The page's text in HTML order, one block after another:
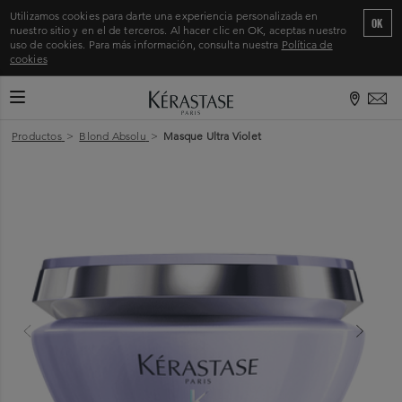
Utilizamos cookies para darte una experiencia personalizada en
nuestro sitio y en el de terceros. Al hacer clic en OK, aceptas nuestro
uso de cookies. Para más información, consulta nuestra Política de
cookies
OK
CAMBIAR MODO DE NAVEGACIÓN
Productos > Blond Absolu > Masque Ultra Violet